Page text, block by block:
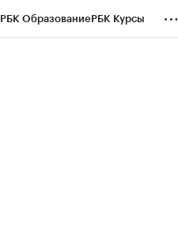
РБК ОбразованиеРБК Курсы